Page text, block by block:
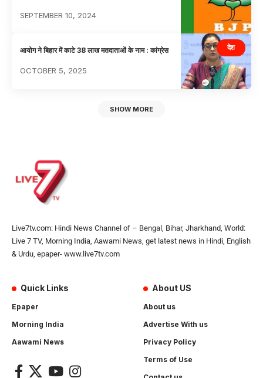
SEPTEMBER 10, 2024
देश
आयोग ने बिहार में काटे 38 लाख मतदाताओं के नाम : कांग्रेस
OCTOBER 5, 2025
SHOW MORE
Live7tv.com: Hindi News Channel of – Bengal, Bihar, Jharkhand, World:
Live 7 TV, Morning India, Aawami News, get latest news in Hindi, English
& Urdu, epaper- www.live7tv.com
Quick Links
Epaper
Morning India
Aawami News
About US
About us
Advertise With us
Privacy Policy
Terms of Use